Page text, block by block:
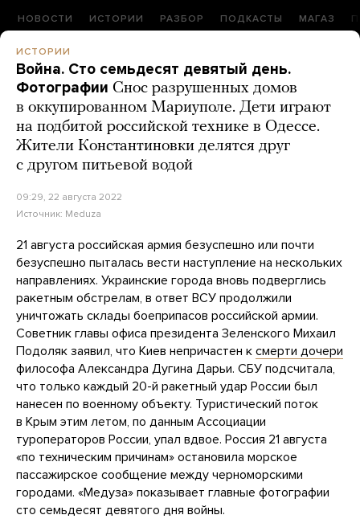
НОВОСТИ ИСТОРИИ РАЗБОР ПОДКАСТЫ МАГАЗ
ИСТОРИИ
Война. Сто семьдесят девятый день.
Фотографии Снос разрушенных домов
в оккупированном Мариуполе. Дети играют
на подбитой российской технике в Одессе.
Жители Константиновки делятся друг
с другом питьевой водой
09:29, 22 августа 2022
Источник: Meduza
21 августа российская армия безуспешно или почти
безуспешно пыталась вести наступление на нескольких
направлениях. Украинские города вновь подверглись
ракетным обстрелам, в ответ ВСУ продолжили
уничтожать склады боеприпасов российской армии.
Советник главы офиса президента Зеленского Михаил
Подоляк заявил, что Киев непричастен к смерти дочери
философа Александра Дугина Дарьи. СБУ подсчитала,
что только каждый 20-й ракетный удар России был
нанесен по военному объекту. Туристический поток
в Крым этим летом, по данным Ассоциации
туроператоров России, упал вдвое. Россия 21 августа
«по техническим причинам» остановила морское
пассажирское сообщение между черноморскими
городами. «Медуза» показывает главные фотографии
сто семьдесят девятого дня войны.